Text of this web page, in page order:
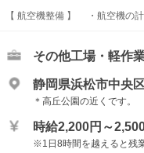
【 航空機整備 】 ・航空機の
その他工場・軽作
静岡県浜松市中央
＊高丘公園の近くです。
時給2,200円～
※1日8時間を越えると残